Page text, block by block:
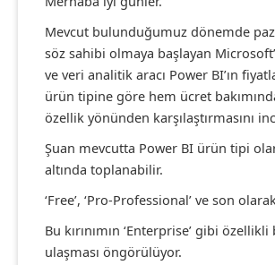
Mevcut bulunduğumuz dönemde
söz sahibi olmaya başlayan
ve veri analitik aracı Power BI’ın
ürün tipine göre hem ücret
özellik yönünden karşılaştırmasını
Şuan mevcutta Power BI ürün tipi
altında toplanabilir.
‘Free’, ‘Pro-Professional’ ve son
Bu kırınımın ‘Enterprise’ gibi özellikli
ulaşması öngörülüyor.